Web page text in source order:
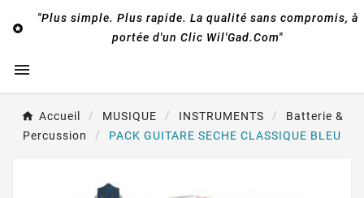

"Plus simple. Plus rapide. La qualité sans compromis, à
portée d'un Clic Wil'Gad.Com"

Accueil MUSIQUE INSTRUMENTS
Batterie &
Percussion
PACK GUITARE SECHE CLASSIQUE BLEU